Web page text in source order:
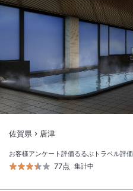
佐賀県 唐津
お客様アンケート評価
77点
るるぶトラベル評価
集計中